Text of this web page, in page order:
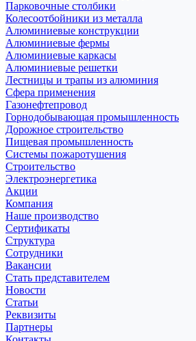
Парковочные столбики
Колесоотбойники из металла
Алюминиевые конструкции
Алюминиевые фермы
Алюминиевые каркасы
Алюминиевые решетки
Лестницы и трапы из алюминия
Сфера применения
Газонефтепровод
Горнодобывающая промышленность
Дорожное строительство
Пищевая промышленность
Системы пожаротушения
Строительство
Электроэнергетика
Акции
Компания
Наше производство
Сертификаты
Структура
Сотрудники
Вакансии
Стать представителем
Новости
Статьи
Реквизиты
Партнеры